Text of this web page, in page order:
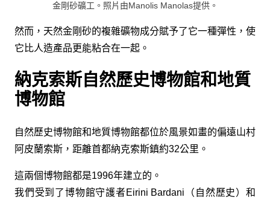
金剛砂礦工。照片由Manolis Manolas提供。
然而，天然金剛砂的複雜礦物成分賦予了它一種彈性，使
它比人造產品更能粘合在一起。
納克索斯自然歷史博物館和地質
博物館
自然歷史博物館和地質博物館都位於風景如畫的偏遠山村
阿皮蘭索斯，距離首都納克索斯鎮約32公里。
這兩個博物館都是1996年建立的。
我們受到了博物館守護者Eirini Bardani（自然歷史）和